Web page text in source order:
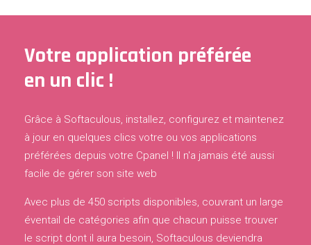
Votre application préférée
en un clic !
Grâce à Softaculous, installez, configurez et maintenez
à jour en quelques clics votre ou vos applications
préférées depuis votre Cpanel ! Il n'a jamais été aussi
facile de gérer son site web
Avec plus de 450 scripts disponibles, couvrant un large
éventail de catégories afin que chacun puisse trouver
le script dont il aura besoin, Softaculous deviendra